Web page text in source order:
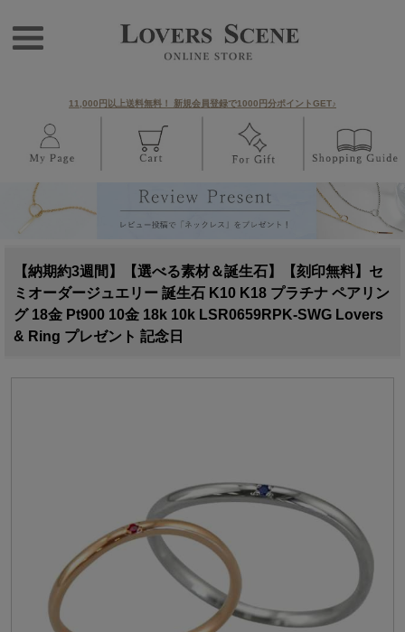
11,000円以上送料無料！ 新規会員登録で1000円分ポイントGET♪
【納期約3週間】【選べる素材＆誕生石】【刻印無料】セ
ミオーダージュエリー 誕生石 K10 K18 プラチナ ペアリン
グ 18金 Pt900 10金 18k 10k LSR0659RPK-SWG Lovers
& Ring プレゼント 記念日